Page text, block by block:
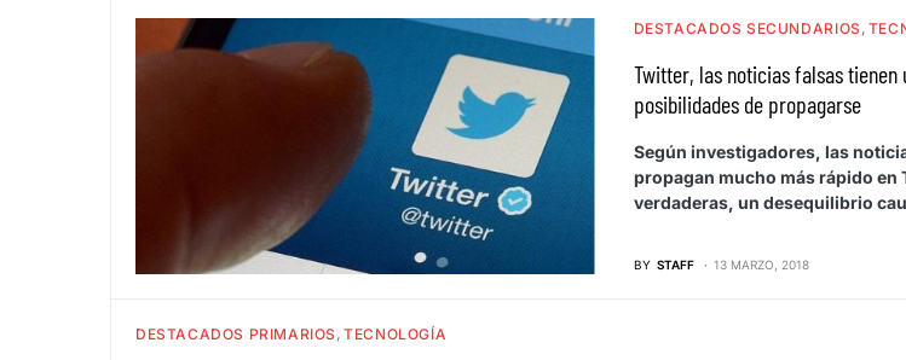
DESTACADOS SECUNDARIOS
Twitter, las noticias falsas tienen
posibilidades de propagarse
Según investigadores, las
propagan mucho más rápido en
verdaderas, un desequilibrio
BY STAFF 13 MARZO, 2018
DESTACADOS PRIMARIOS TECNOLOGÍA